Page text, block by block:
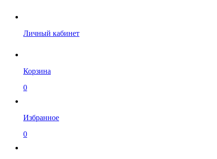
Личный кабинет
Корзина
0
Избранное
0